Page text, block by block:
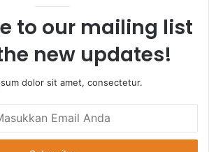
to our mailing list
new updates!
dolor sit amet, consectetur.